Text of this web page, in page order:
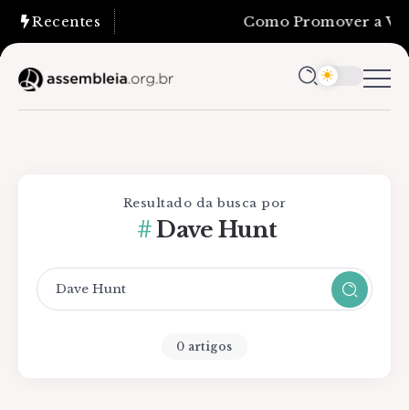
Recentes Como Promover a
Resultado da busca por
Dave Hunt
0 artigos